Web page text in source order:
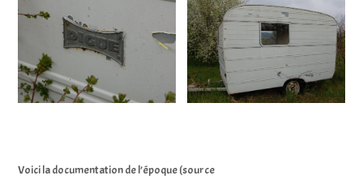
Voici la documentation de l’époque (source